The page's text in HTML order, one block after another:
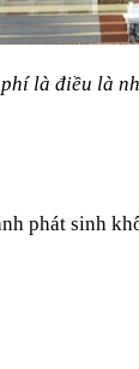
là điều là
phát sinh